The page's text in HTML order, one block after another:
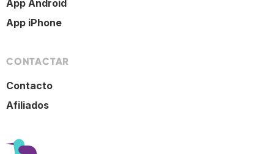
App Android
App iPhone
CONTACTAR
Contacto
Afiliados